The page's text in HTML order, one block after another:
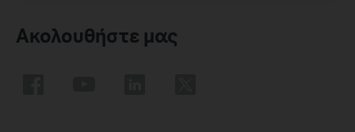
Ακολουθήστε μας